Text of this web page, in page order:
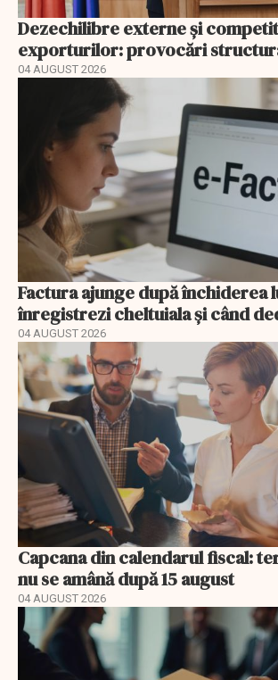
Dezechilibre externe și
exporturilor: provocări
04 AUGUST 2026
Factura ajunge după închiderea
înregistrezi cheltuiala și când
04 AUGUST 2026
Capcana din calendarul fiscal:
nu se amână după 15 august
04 AUGUST 2026